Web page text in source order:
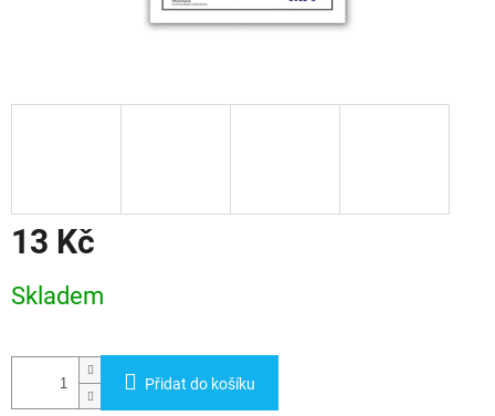
13 Kč
cena:
Skladem
Přidat do košíku